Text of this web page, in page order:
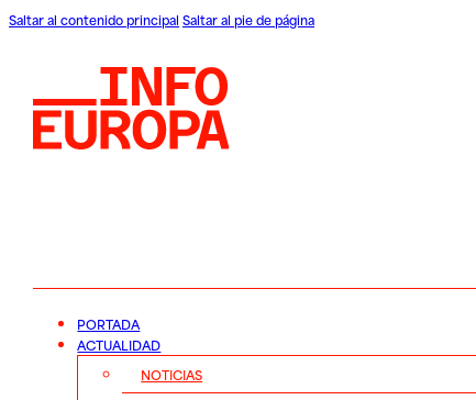
Saltar al contenido principal Saltar al pie de página
PORTADA
ACTUALIDAD
NOTICIAS